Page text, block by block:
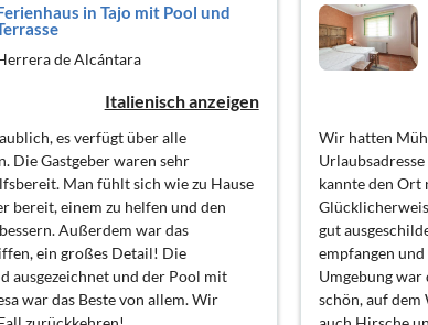
in Tajo mit Pool und
de Alcántara
Italienisch anzeigen
es verfügt über alle
Die Gastgeber waren sehr
Man fühlt sich wie zu Hause
bereit, einem zu helfen und den
Außerdem war das
ein großes Detail! Die
ausgezeichnet und der Pool mit
war das Beste von allem. Wir
Wir hatten
kannte den Ort
gut
empfangen
Umgebung
schön, auf dem